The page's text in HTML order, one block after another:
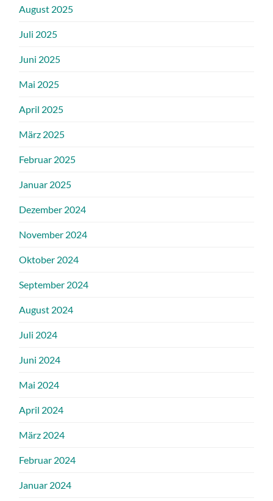
August 2025
Juli 2025
Juni 2025
Mai 2025
April 2025
März 2025
Februar 2025
Januar 2025
Dezember 2024
November 2024
Oktober 2024
September 2024
August 2024
Juli 2024
Juni 2024
Mai 2024
April 2024
März 2024
Februar 2024
Januar 2024